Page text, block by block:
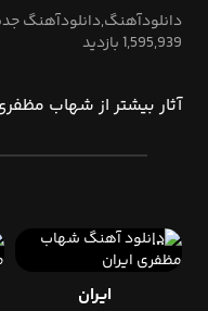
تا دیدی دلمو به تو بستم
منو هل دادی چشماتو بستی
عزیز من سنگ صبور نبودی
از بس که ضربه خوردم از
رو صورتم مونده فقط کبودی
لعنت به اون قلبی که
سر جرم تو قاضی نبوده
تو که شاهدی هر کاری کردم
که نری بگی بازی تمومها
نوک قله تو بالمو بستی
دانلودآهنگ,دانلودآهنگ
1,595,939 بازدید
آثار بیشتر از شهاب
ایران